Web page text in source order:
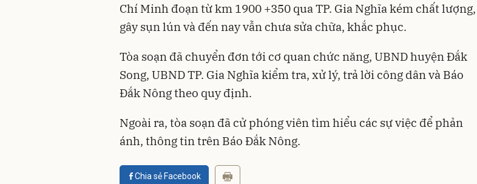
Chí Minh đoạn từ km 1900 +350 qua TP. Gia Nghĩa kém chất lượng,
gây sụn lún và đến nay vẫn chưa sửa chữa, khắc phục.
Tòa soạn đã chuyển đơn tới cơ quan chức năng, UBND huyện Đắk
Song, UBND TP. Gia Nghĩa kiểm tra, xử lý, trả lời công dân và Báo
Đắk Nông theo quy định.
Ngoài ra, tòa soạn đã cử phóng viên tìm hiểu các sự việc để phản
ánh, thông tin trên Báo Đắk Nông.
Chia sẻ Facebook